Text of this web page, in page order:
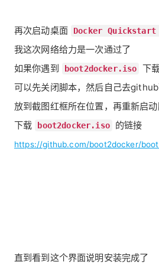
再次启动桌面 Docker Quickstart
我这次网络给力是一次通过了
如果你遇到
boot2docker.iso
下
可以先关闭脚本，然后自己去
放到截图红框所在位置，再重新启动
下载
boot2docker.iso 的链接
https://github.com/boot2docker/
直到看到这个界面说明安装完成了